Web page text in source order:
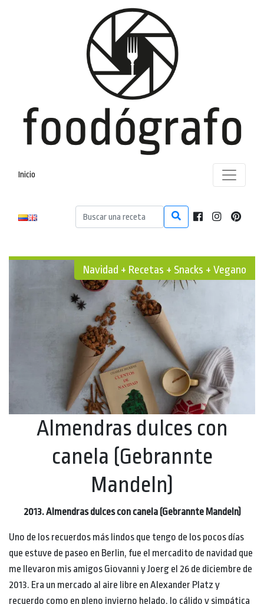
Inicio
Navidad + Recetas + Snacks + Vegano
Almendras dulces con
canela (Gebrannte
Mandeln)
2013. Almendras dulces con canela (Gebrannte Mandeln)
Uno de los recuerdos más lindos que tengo de los pocos días
que estuve de paseo en Berlin, fue el mercadito de navidad que
me llevaron mis amigos Giovanni y Joerg el 26 de diciembre de
2013. Era un mercado al aire libre en Alexander Platz y
recuerdo como en pleno invierno helado, lo cálido y simpática